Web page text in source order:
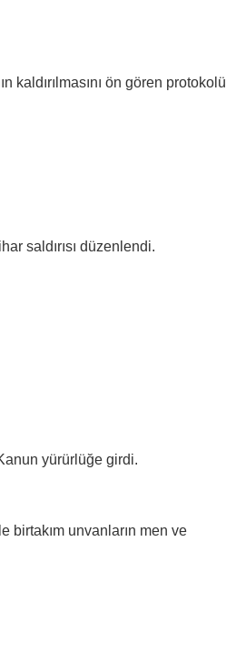
kaldırılmasını ön gören protokolü
saldırısı düzenlendi.
yürürlüğe girdi.
birtakım unvanların men ve